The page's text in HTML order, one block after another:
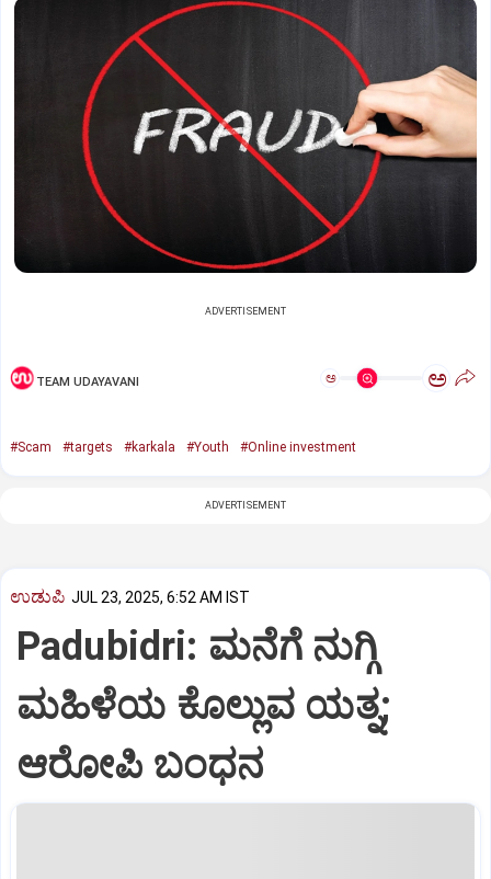
ADVERTISEMENT
TEAM UDAYAVANI ಅ ಅ
#Scam #targets #karkala #Youth #Online investment
ADVERTISEMENT
ಉಡುಪಿ JUL 23, 2025, 6:52 AM IST
Padubidri: ಮನೆಗೆ ನುಗ್ಗಿ
ಮಹಿಳೆಯ ಕೊಲ್ಲುವ ಯತ್ನ;
ಆರೋಪಿ ಬಂಧನ